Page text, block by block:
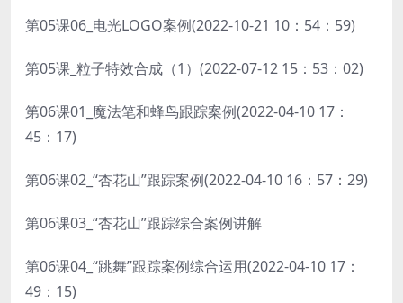
第05课06_电光LOGO案例(2022-10-21 10：54：59)
第05课_粒子特效合成（1）(2022-07-12 15：53：02)
第06课01_魔法笔和蜂鸟跟踪案例(2022-04-10 17：
45：17)
第06课02_“杏花山”跟踪案例(2022-04-10 16：57：29)
第06课03_“杏花山”跟踪综合案例讲解
第06课04_“跳舞”跟踪案例综合运用(2022-04-10 17：
49：15)